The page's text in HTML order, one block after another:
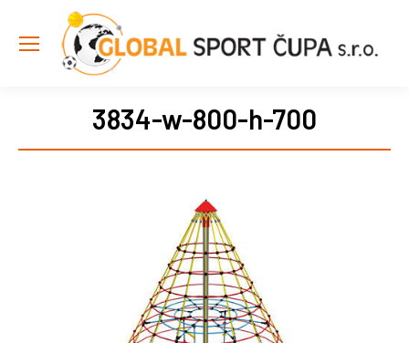
3834-w-800-h-700